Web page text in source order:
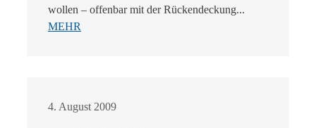
wollen – offenbar mit der Rückendeckung...
MEHR
4. August 2009